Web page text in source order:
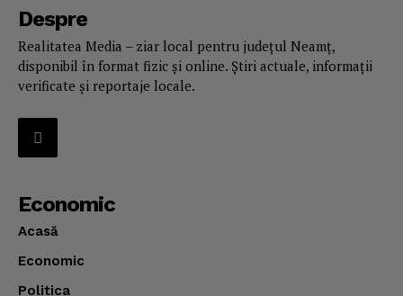
Despre
Realitatea Media – ziar local pentru județul Neamț,
disponibil în format fizic și online. Știri actuale, informații
verificate și reportaje locale.
Economic
Acasă
Economic
Politica